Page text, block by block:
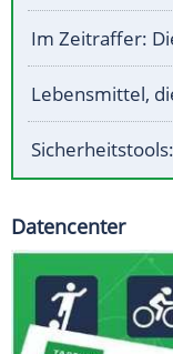
Im Zeitraffer:
Lebensmittel,
Datencenter